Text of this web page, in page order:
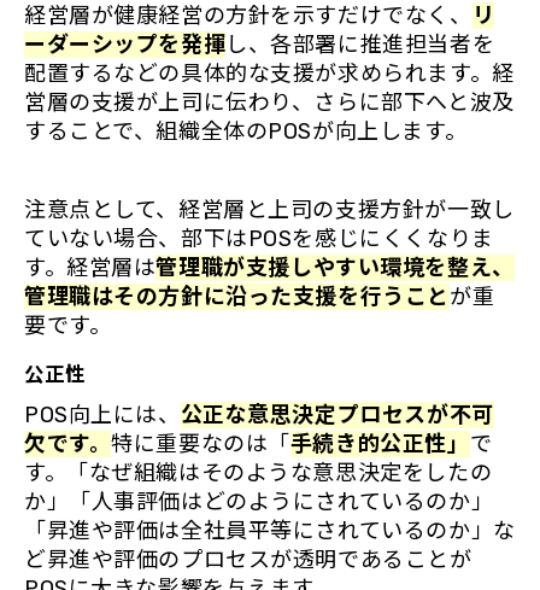
経営層が健康経営の方針を示すだけでなく、
リ
ーダーシップを発揮し、各部署に推進担当者を
配置するなどの具体的な支援が求められます。経
営層の支援が上司に伝わり、さらに部下へと波及
することで、組織全体のPOSが向上します。
注意点として、経営層と上司の支援方針が一致し
ていない場合、部下はPOSを感じにくくなりま
す。経営層は管理職が支援しやすい環境を整え、
管理職はその方針に沿った支援を行うこと が重
要です。
公正性
POS向上には、 公正な意思決定プロセスが不可
欠です。特に重要なのは「 手続き的公正性」 で
す。「なぜ組織はそのような意思決定をしたの
か」「人事評価はどのようにされているのか」
「昇進や評価は全社員平等にされているのか」な
ど昇進や評価のプロセスが透明であることが